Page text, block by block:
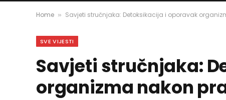
Home » Savjeti stručnjaka: Detoksikacija i oporavak
SVE VIJESTI
Savjeti stručnjaka:
organizma nakon